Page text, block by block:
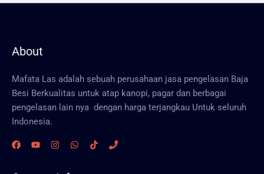
About
Mafata Las adalah sebuah perusahaan jasa pengelasan Baja
Besi Berkualitas untuk atap kanopi, pagar dan berbagai
pengelasan lain nya dengan harga terjangkau Untuk seluruh
Indonesia.